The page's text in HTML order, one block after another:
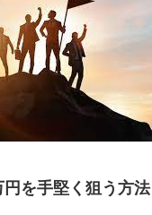
を手堅く狙う方法